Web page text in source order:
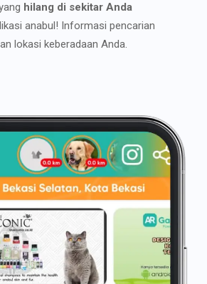
hilang di sekitar Anda
anabul! Informasi pencarian
lokasi keberadaan Anda.